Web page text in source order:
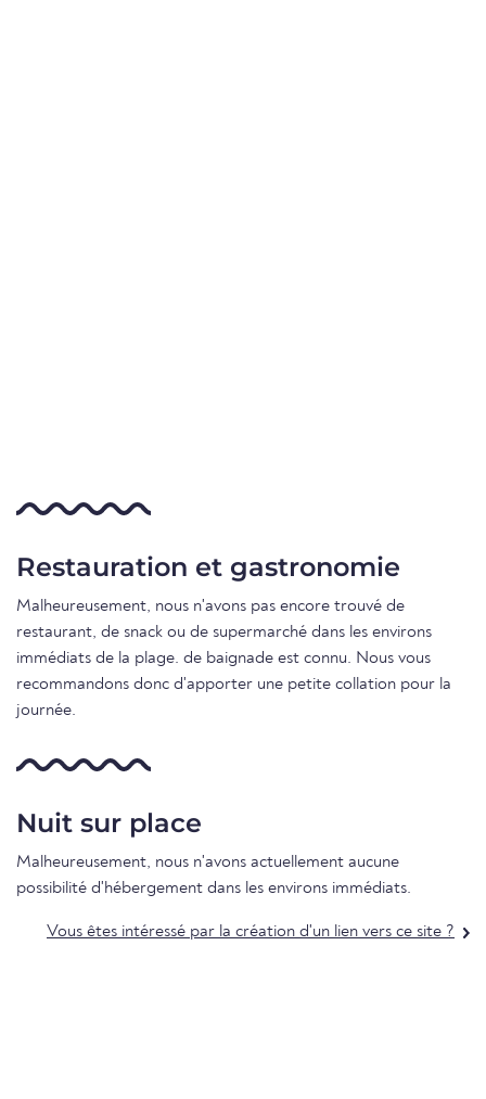
Restauration et gastronomie
Malheureusement, nous n'avons pas encore trouvé de
restaurant, de snack ou de supermarché dans les environs
immédiats de la plage. de baignade est connu. Nous vous
recommandons donc d'apporter une petite collation pour la
journée.
Nuit sur place
Malheureusement, nous n'avons actuellement aucune
possibilité d'hébergement dans les environs immédiats.
Vous êtes intéressé par la création d'un lien vers ce site ?